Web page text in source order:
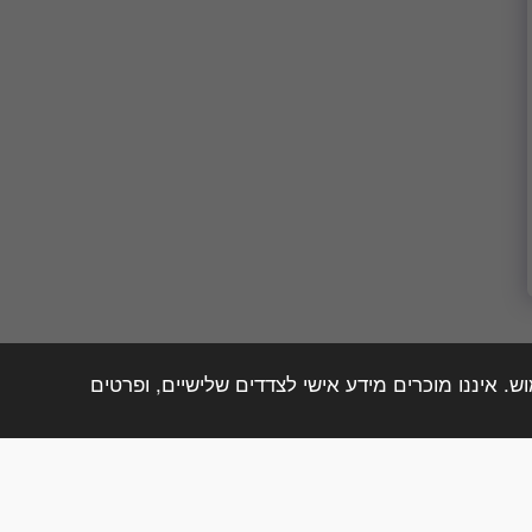
איננו מוכרים מידע אישי לצדדים שלישיים, ופרטים
עוד